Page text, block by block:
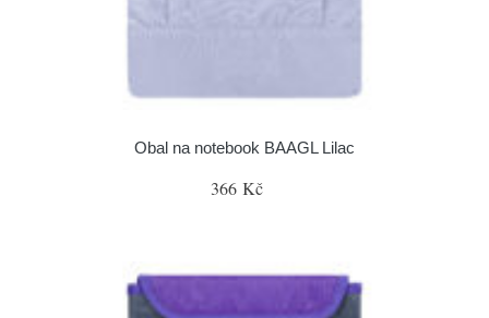
Obal na notebook BAAGL Lilac
366 Kč